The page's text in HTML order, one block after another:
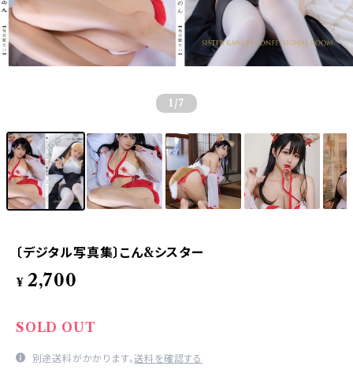
1 /7
〔デジタル写真集〕こん&シスター
¥ 2,700
SOLD OUT
別途送料がかかります。送料を確認する